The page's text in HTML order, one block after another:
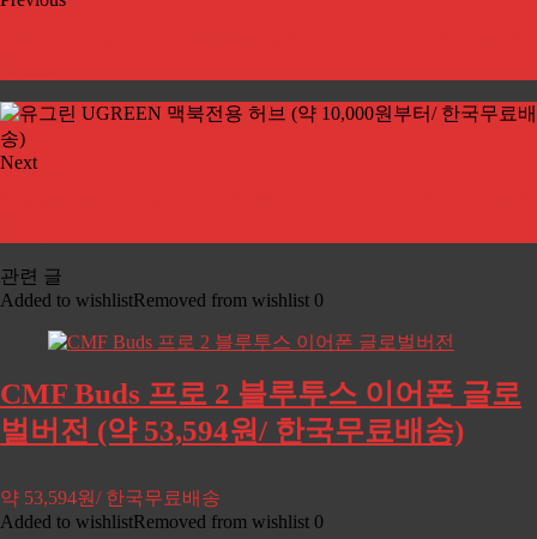
Next
관련 글
Added to wishlistRemoved from wishlist 0
CMF Buds 프로 2 블루투스 이어폰 글로
벌버전 (약 53,594원/ 한국무료배송)
약 53,594원/ 한국무료배송
Added to wishlistRemoved from wishlist 0